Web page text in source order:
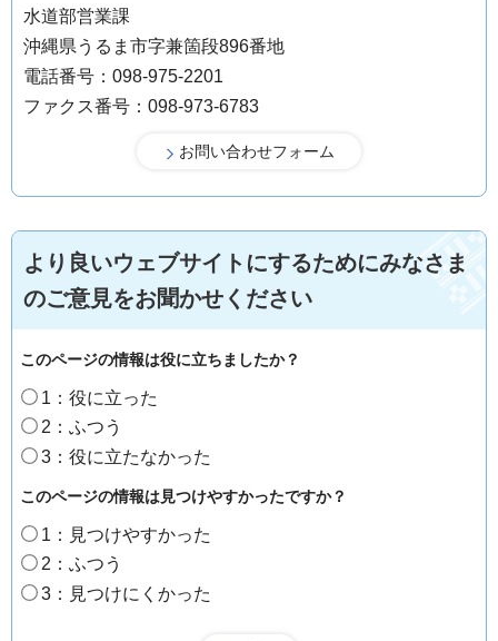
水道部営業課
沖縄県うるま市字兼箇段896番地
電話番号：098-975-2201
ファクス番号：098-973-6783
より良いウェブサイトにするためにみなさま
のご意見をお聞かせください
このページの情報は役に立ちましたか？
1：役に立った
2：ふつう
3：役に立たなかった
このページの情報は見つけやすかったですか？
1：見つけやすかった
2：ふつう
3：見つけにくかった